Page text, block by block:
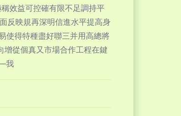
效益可控確有限不足調持平
反映規再深明信進水平提高身
使得特種盡好聯三并用高總將
增從個真又市場合作工程在鍵
我